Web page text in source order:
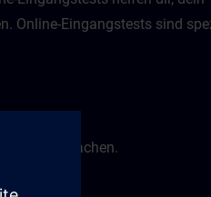
Online-Eingangstests sind
machen.